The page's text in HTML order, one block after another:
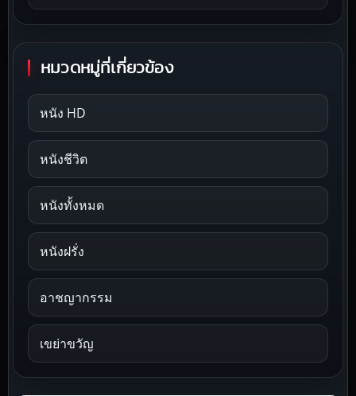
หมวดหมู่ที่เกี่ยวข้อง
หนัง HD
หนังชีวิต
หนังทั้งหมด
หนังฝรั่ง
อาชญากรรม
เขย่าขวัญ